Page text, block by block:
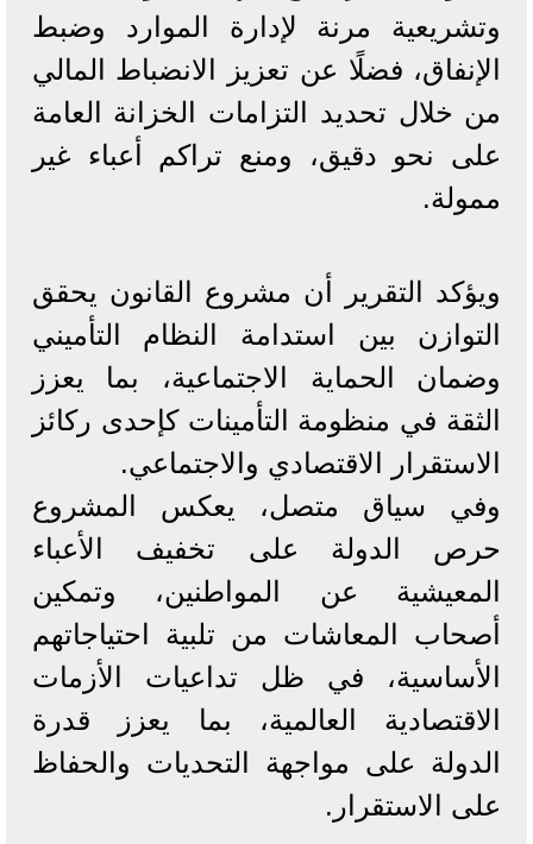
وتشريعية مرنة لإدارة الموارد وضبط
الإنفاق، فضلًا عن تعزيز الانضباط المالي
من خلال تحديد التزامات الخزانة العامة
على نحو دقيق، ومنع تراكم أعباء غير
ممولة.
ويؤكد التقرير أن مشروع القانون يحقق
التوازن بين استدامة النظام التأميني
وضمان الحماية الاجتماعية، بما يعزز
الثقة في منظومة التأمينات كإحدى ركائز
الاستقرار الاقتصادي والاجتماعي.
وفي سياق متصل، يعكس المشروع
حرص الدولة على تخفيف الأعباء
المعيشية عن المواطنين، وتمكين
أصحاب المعاشات من تلبية احتياجاتهم
الأساسية، في ظل تداعيات الأزمات
الاقتصادية العالمية، بما يعزز قدرة
الدولة على مواجهة التحديات والحفاظ
على الاستقرار.